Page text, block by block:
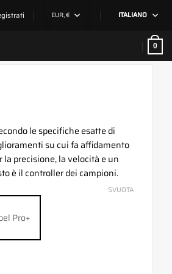
EUR, € ITALIANO
0
le specifiche esatte di
su cui fa affidamento
la precisione, la velocità e un
è il controller dei campioni.
Pro+
SVUOTA